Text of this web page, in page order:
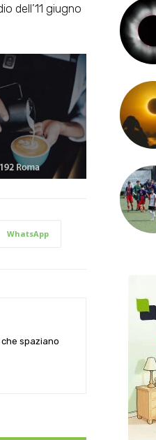
dell’11 giugno
WhatsApp
spaziano